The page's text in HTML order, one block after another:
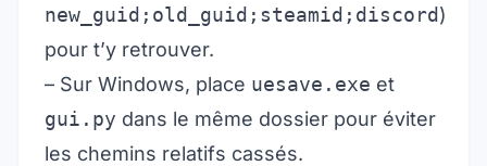
new_guid;old_guid;steamid;discord)
pour t’y retrouver.
– Sur Windows, place uesave.exe et
gui.py dans le même dossier pour éviter
les chemins relatifs cassés.